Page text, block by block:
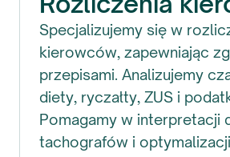
Specjalizujemy się w
kierowców, zapewniając
przepisami. Analizujemy
diety, ryczałty, ZUS i
Pomagamy w interpretacji
tachografów i